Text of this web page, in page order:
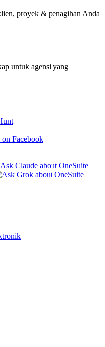
proyek & penagihan Anda
untuk agensi yang